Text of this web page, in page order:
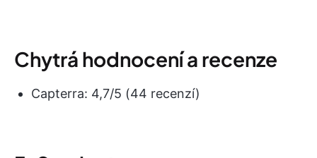
Chytrá hodnocení a recenze
Capterra: 4,7/5 (44 recenzí)